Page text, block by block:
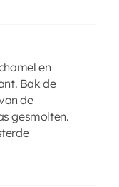
en
Bak de
de
gesmolten.